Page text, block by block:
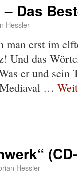
Das
Hessler
man erst im
Und das
er und sein
Mediaval …
Hessler